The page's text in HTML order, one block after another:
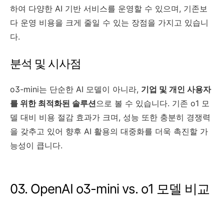
하여 다양한 AI 기반 서비스를 운영할 수 있으며, 기존보
다 운영 비용을 크게 줄일 수 있는 장점을 가지고 있습니
다.
분석 및 시사점
o3-mini는 단순한 AI 모델이 아니라, 기업 및 개인 사용자
를 위한 최적화된 솔루션으로 볼 수 있습니다. 기존 o1 모
델 대비 비용 절감 효과가 크며, 성능 또한 충분히 경쟁력
을 갖추고 있어 향후 AI 활용의 대중화를 더욱 촉진할 가
능성이 큽니다.
03. OpenAI o3-mini vs. o1 모델 비교